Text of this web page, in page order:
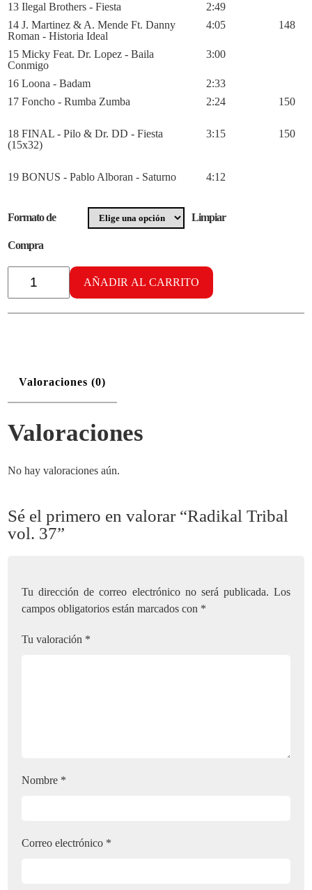
13 Ilegal Brothers - Fiesta
2:49
14 J. Martinez & A. Mende Ft. Danny
Roman - Historia Ideal
4:05 148
15 Micky Feat. Dr. Lopez - Baila
Conmigo
3:00
16 Loona - Badam
2:33
17 Foncho - Rumba Zumba
2:24 150
18 FINAL - Pilo & Dr. DD - Fiesta
(15x32)
3:15 150
19 BONUS - Pablo Alboran - Saturno 4:12
Formato de
Compra
Limpiar
Radikal
Tribal
cantidad
AÑADIR AL CARRITO
Valoraciones (0)
Valoraciones
No hay valoraciones aún.
Sé el primero en valorar “Radikal Tribal
vol. 37”
Tu dirección de correo electrónico no será publicada. Los
campos obligatorios están marcados con *
Tu valoración *
Nombre *
Correo electrónico *